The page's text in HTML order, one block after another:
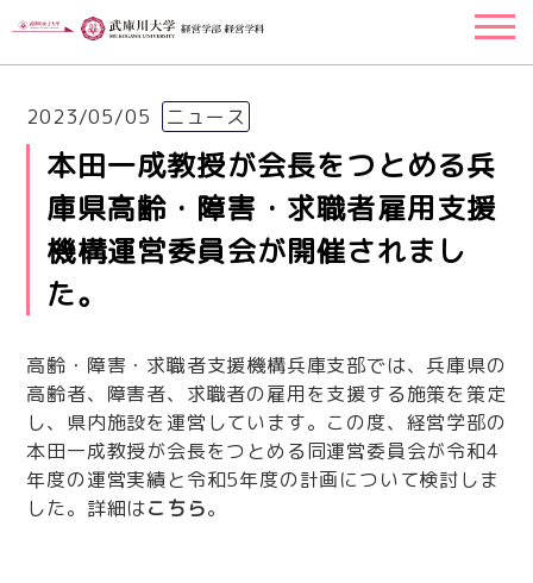
2023/05/05 ニュース
本田一成教授が会長をつとめる兵
庫県高齢・障害・求職者雇用支援
機構運営委員会が開催されまし
た。
高齢・障害・求職者支援機構兵庫支部では、兵庫県の
高齢者、障害者、求職者の雇用を支援する施策を策定
し、県内施設を運営しています。この度、経営学部の
本田一成教授が会長をつとめる同運営委員会が令和4
年度の運営実績と令和5年度の計画について検討しま
した。詳細はこちら。